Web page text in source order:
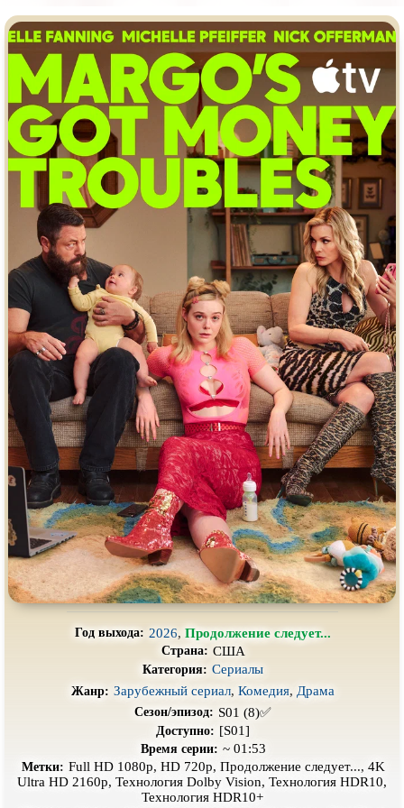
Дорамы Индийское кино
Киберпанк Коллекция
Комикс Маги и Волшебники
Наркотики Новогодние
Основанное нареальных
событиях
Параллельные миры
Перевод Гоблина Перевод Кубик в Кубе
ПереводКураж-Бамбей Пеплум
Подростковаяжестокость Постапокалипсис
Призраки Про акул
Про апокалипсис Про богов
Про богатых Про вампиров
Про ведьм Про викингов
Про выживание Про гангстеров
Про гонки Про деревню
Про динозавров Про драконов
Про животных Про зомби
Про инопланетян
Про корабли и подводные
лодки
Про космос
Про любовь
Про маньяков исерийных
Про мафию
Про пиратов
Про подростков Про путешествияво времени
Про рыцарей
Про собак
Про снайперов Про супергероев
Год выхода: 2026, Продолжение следует...
Страна: США
Категория: Сериалы
Жанр: Зарубежный сериал, Комедия, Драма
Сезон/эпизод: S01 (8)✅
Доступно: [S01]
Время серии: ~ 01:53
Метки: Full HD 1080p, HD 720p, Продолжение следует..., 4K
Ultra HD 2160p, Технология Dolby Vision, Технология HDR10,
Технология HDR10+